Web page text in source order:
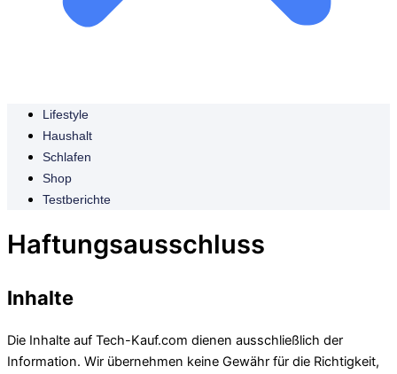
Lifestyle
Haushalt
Schlafen
Shop
Testberichte
Haftungsausschluss
Inhalte
Die Inhalte auf Tech-Kauf.com dienen ausschließlich der
Information. Wir übernehmen keine Gewähr für die Richtigkeit,